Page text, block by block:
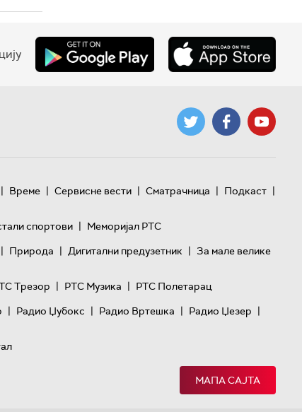
| Време | Сервисне вести | Сматрачница | Подкаст |
спортови | Меморијал РТС
| Природа | Дигитални предузетник | За мале велике
Трезор | РТС Музика | РТС Полетарац
| Радио Џубокс | Радио Вртешка | Радио Џезер |
МАПА САЈТА